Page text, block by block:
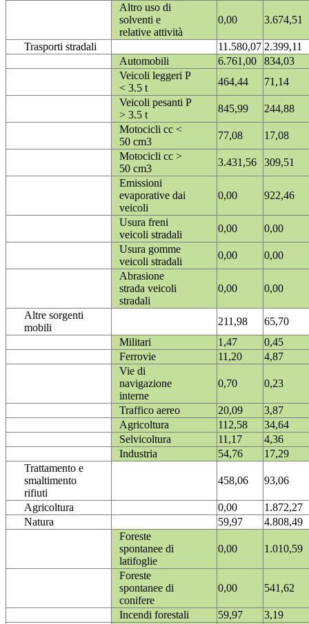
Altro uso di
solventi e
relative attività
0,00 3.674,51
Trasporti stradali 11.580,07 2.399,11
Automobili
6.761,00
834,03
Veicoli leggeri P
< 3.5 t
464,44
71,14
Veicoli pesanti P
> 3.5 t
845,99
244,88
Motocicli cc <
50 cm3
77,08
17,08
Motocicli cc >
50 cm3
3.431,56
309,51
Emissioni
evaporative dai
veicoli
0,00 922,46
Usura freni
veicoli stradali
0,00
0,00
Usura gomme
veicoli stradali
0,00
0,00
Abrasione
strada veicoli
stradali
0,00 0,00
Altre sorgenti
mobili
211,98
65,70
Militari
1,47
0,45
Ferrovie
11,20
4,87
Vie di
navigazione
interne
0,70 0,23
Traffico aereo 20,09
3,87
Agricoltura
112,58
34,64
Selvicoltura
11,17
4,36
Industria
54,76
17,29
Trattamento e
smaltimento
rifiuti
458,06 93,06
Agricoltura 0,00
1.872,27
Natura
59,97
4.808,49
Foreste
spontanee di
latifoglie
0,00 1.010,59
Foreste
spontanee di
conifere
0,00 541,62
Incendi forestali 59,97
3,19